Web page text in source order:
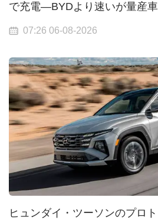
で充電—BYDより速いが量産
07:26 06-08-2026
ヒュンダイ・ツーソンのプロ